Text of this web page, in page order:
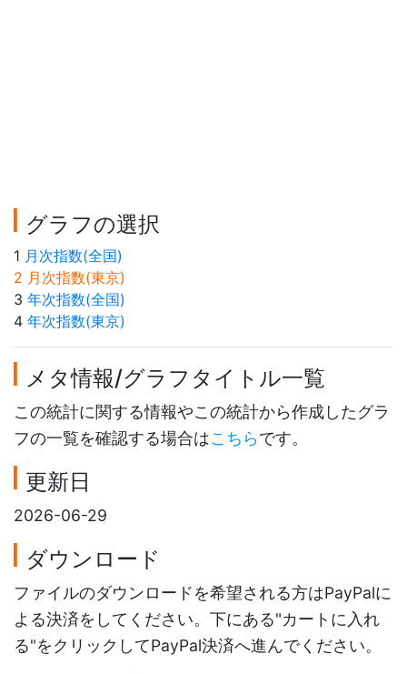
グラフの選択
1 月次指数(全国)
2 月次指数(東京)
3 年次指数(全国)
4 年次指数(東京)
メタ情報/グラフタイトル一覧
この統計に関する情報やこの統計から作成したグラ
フの一覧を確認する場合はこちらです。
更新日
2026-06-29
ダウンロード
ファイルのダウンロードを希望される方はPayPalに
よる決済をしてください。下にある"カートに入れ
る"をクリックしてPayPal決済へ進んでください。